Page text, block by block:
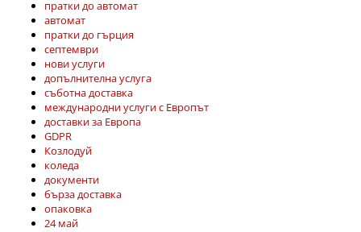
пратки до автомат
автомат
пратки до гърция
септември
нови услуги
допълнителна услуга
съботна доставка
международни услуги с Европът
доставки за Европа
GDPR
Козлодуй
коледа
документи
бърза доставка
опаковка
24 май